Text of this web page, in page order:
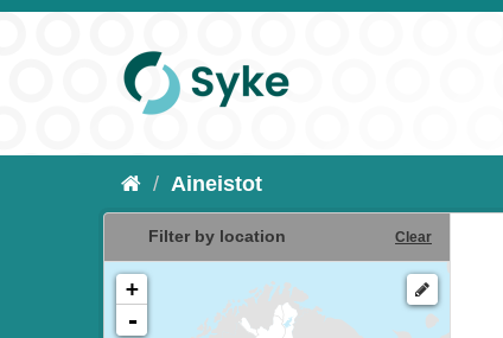
Aineistot
Filter by location Clear
+
-